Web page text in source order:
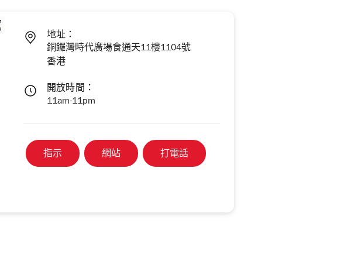
地址：
銅鑼灣時代廣場食通天11樓1104號
香港
開放時間：
11am-11pm
指示 網站 打電話